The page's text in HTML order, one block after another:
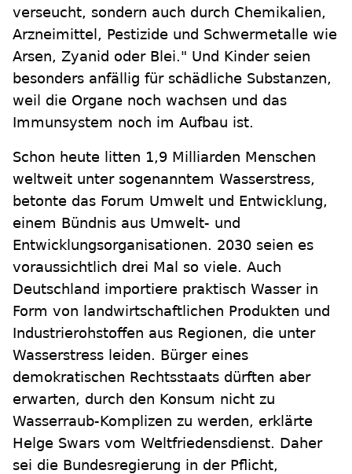
verseucht, sondern auch durch Chemikalien,
Arzneimittel, Pestizide und Schwermetalle wie
Arsen, Zyanid oder Blei." Und Kinder seien
besonders anfällig für schädliche Substanzen,
weil die Organe noch wachsen und das
Immunsystem noch im Aufbau ist.
Schon heute litten 1,9 Milliarden Menschen
weltweit unter sogenanntem Wasserstress,
betonte das Forum Umwelt und Entwicklung,
einem Bündnis aus Umwelt- und
Entwicklungsorganisationen. 2030 seien es
voraussichtlich drei Mal so viele. Auch
Deutschland importiere praktisch Wasser in
Form von landwirtschaftlichen Produkten und
Industrierohstoffen aus Regionen, die unter
Wasserstress leiden. Bürger eines
demokratischen Rechtsstaats dürften aber
erwarten, durch den Konsum nicht zu
Wasserraub-Komplizen zu werden, erklärte
Helge Swars vom Weltfriedensdienst. Daher
sei die Bundesregierung in der Pflicht,